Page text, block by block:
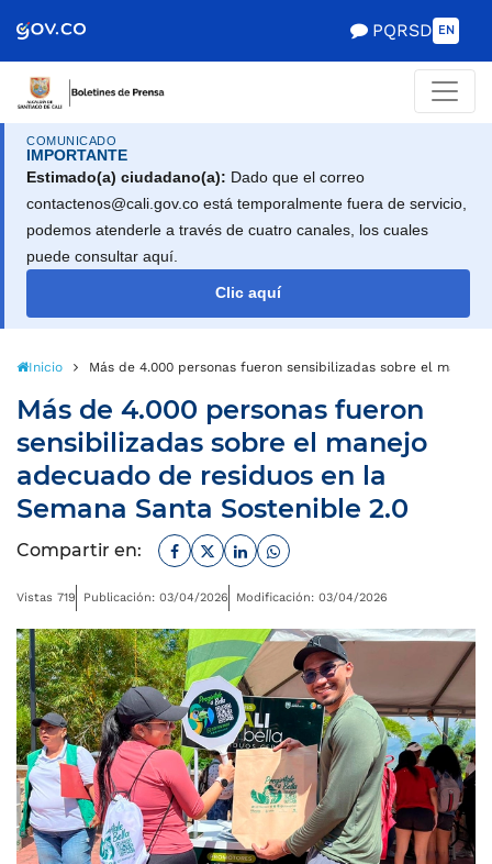
PQRSD EN
COMUNICADO
IMPORTANTE
Estimado(a) ciudadano(a): Dado que el correo
contactenos@cali.gov.co está temporalmente fuera de servicio,
podemos atenderle a través de cuatro canales, los cuales
puede consultar aquí.
Clic aquí
Inicio Más de 4.000 personas fueron sensibilizadas sobre el
Más de 4.000 personas fueron
sensibilizadas sobre el manejo
adecuado de residuos en la
Semana Santa Sostenible 2.0
Compartir en: Facebook
TwitterLinkedinWhatsapp
Vistas 719 Publicación: 03/04/2026 Modificación: 03/04/2026